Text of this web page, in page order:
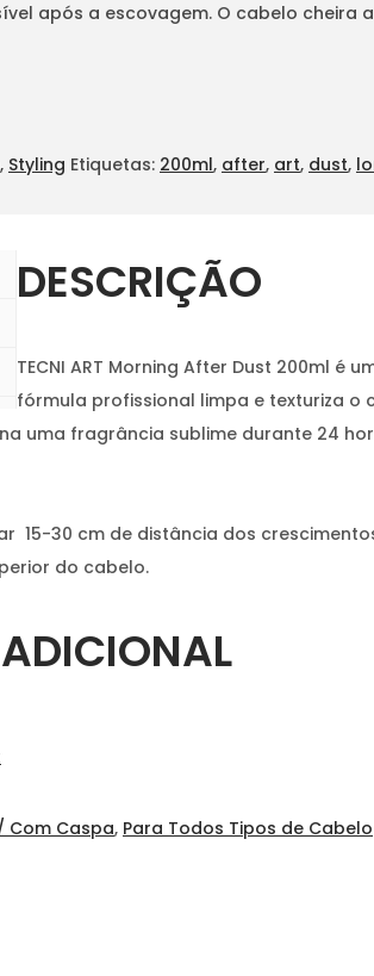
após a escovagem. O cabelo cheira
, Styling Etiquetas: 200ml, after, art, dust,
DESCRIÇÃO
TECNI ART Morning After Dust 200ml
fórmula profissional limpa e texturiza o
uma fragrância sublime durante 24
15-30 cm de distância dos
do cabelo.
Com Caspa, Para Todos Tipos de Cabelo